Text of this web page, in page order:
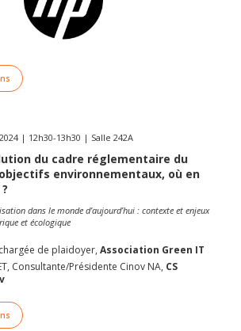
| 12h30-13h30 | Salle 242A
du cadre réglementaire du
environnementaux, où en
dans le monde d’aujourd’hui : contexte et enjeux
et écologique
chargée de plaidoyer, Association Green IT
Consultante/Présidente Cinov NA, CS